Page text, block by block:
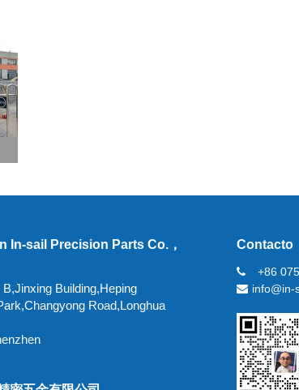
In-sail Precision Parts Co.，
Building,Heping
Road,Longhua
Contacto
+86
info@in-